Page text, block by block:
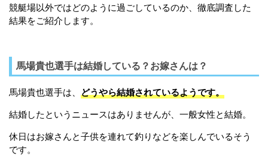
競艇場以外ではどのように過ごしているのか、徹底調査した
結果をご紹介します。
馬場貴也選手は結婚している？お嫁さんは？
馬場貴也選手は、 どうやら結婚されているようです。
結婚したというニュースはありませんが、一般女性と結婚。
休日はお嫁さんと子供を連れて釣りなどを楽しんでいるそう
です。